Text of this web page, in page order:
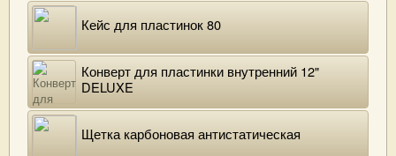
Кейс для пластинок 80
Конверт для пластинки внутренний 12"
DELUXE
Щетка карбоновая антистатическая